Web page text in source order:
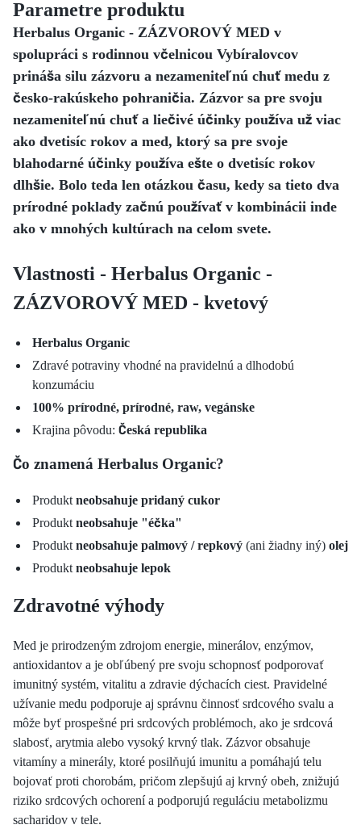
Parametre produktu
Herbalus Organic - ZÁZVOROVÝ MED v
spolupráci s rodinnou včelnicou Vybíralovcov
prináša silu zázvoru a nezameniteľnú chuť medu z
česko-rakúskeho pohraničia. Zázvor sa pre svoju
nezameniteľnú chuť a liečivé účinky používa už viac
ako dvetisíc rokov a med, ktorý sa pre svoje
blahodarné účinky používa ešte o dvetisíc rokov
dlhšie. Bolo teda len otázkou času, kedy sa tieto dva
prírodné poklady začnú používať v kombinácii inde
ako v mnohých kultúrach na celom svete.
Vlastnosti - Herbalus Organic -
ZÁZVOROVÝ MED - kvetový
Herbalus Organic
Zdravé potraviny vhodné na pravidelnú a dlhodobú
konzumáciu
100% prírodné, prírodné, raw, vegánske
Krajina pôvodu: Česká republika
Čo znamená Herbalus Organic?
Produkt neobsahuje pridaný cukor
Produkt neobsahuje "éčka"
Produkt neobsahuje palmový / repkový (ani žiadny iný) olej
Produkt neobsahuje lepok
Zdravotné výhody
Med je prirodzeným zdrojom energie, minerálov, enzýmov,
antioxidantov a je obľúbený pre svoju schopnosť podporovať
imunitný systém, vitalitu a zdravie dýchacích ciest. Pravidelné
užívanie medu podporuje aj správnu činnosť srdcového svalu a
môže byť prospešné pri srdcových problémoch, ako je srdcová
slabosť, arytmia alebo vysoký krvný tlak. Zázvor obsahuje
vitamíny a minerály, ktoré posilňujú imunitu a pomáhajú telu
bojovať proti chorobám, pričom zlepšujú aj krvný obeh, znižujú
riziko srdcových ochorení a podporujú reguláciu metabolizmu
sacharidov v tele.